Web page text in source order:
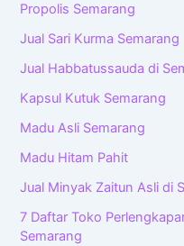
Propolis Semarang
Jual Sari Kurma Semarang
Jual Habbatussauda di
Kapsul Kutuk Semarang
Madu Asli Semarang
Madu Hitam Pahit
Jual Minyak Zaitun Asli di
7 Daftar Toko
Semarang